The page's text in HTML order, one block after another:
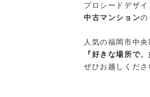
プロシードデザ
中古マンションの
人気の福岡市中
『好きな場所で
ぜひお越しくださ